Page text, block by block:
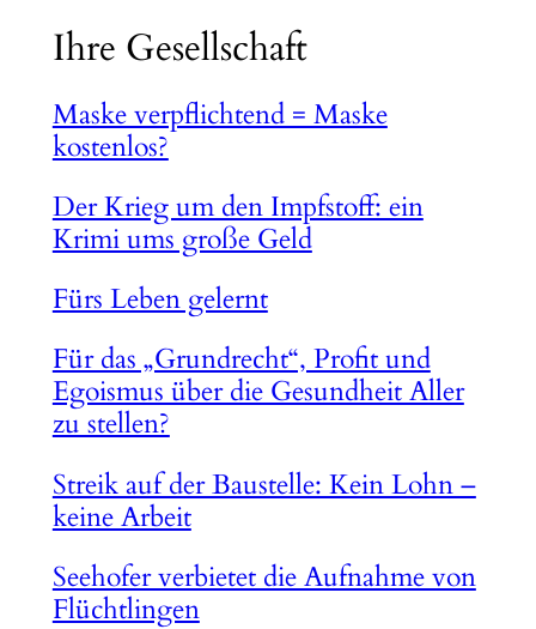
Ihre Gesellschaft
Maske verpflichtend = Maske
kostenlos?
Der Krieg um den Impfstoff: ein
Krimi ums große Geld
Fürs Leben gelernt
Für das „Grundrecht“, Profit und
Egoismus über die Gesundheit Aller
zu stellen?
Streik auf der Baustelle: Kein Lohn –
keine Arbeit
Seehofer verbietet die Aufnahme von
Flüchtlingen